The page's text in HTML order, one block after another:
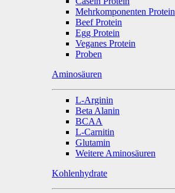
Mehrkomponenten Protein
Beef Protein
Egg Protein
Veganes Protein
Proben
Aminosäuren
L-Arginin
Beta Alanin
BCAA
L-Carnitin
Glutamin
Weitere Aminosäuren
Kohlenhydrate